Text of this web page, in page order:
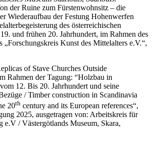
der Ruine zum Fürstenwohnsitz – die
Wiederaufbau der Festung Hohenwerfen
des österreichischen
und frühen 20. Jahrhundert, im Rahmen des
„Forschungskreis Kunst des Mittelalters e.V.“,
of Stave Churches Outside
Rahmen der Tagung: “Holzbau in
12. Bis 20. Jahrhundert und seine
/ Timber construction in Scandinavia
20th century and its European references“,
2025, ausgetragen von: Arbeitskreis für
e.V / Västergötlands Museum, Skara,